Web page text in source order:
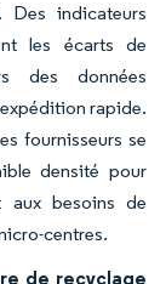
Des indicateurs
les écarts de
des données
rapide.
fournisseurs se
densité pour
aux besoins de
centres.
de recyclage